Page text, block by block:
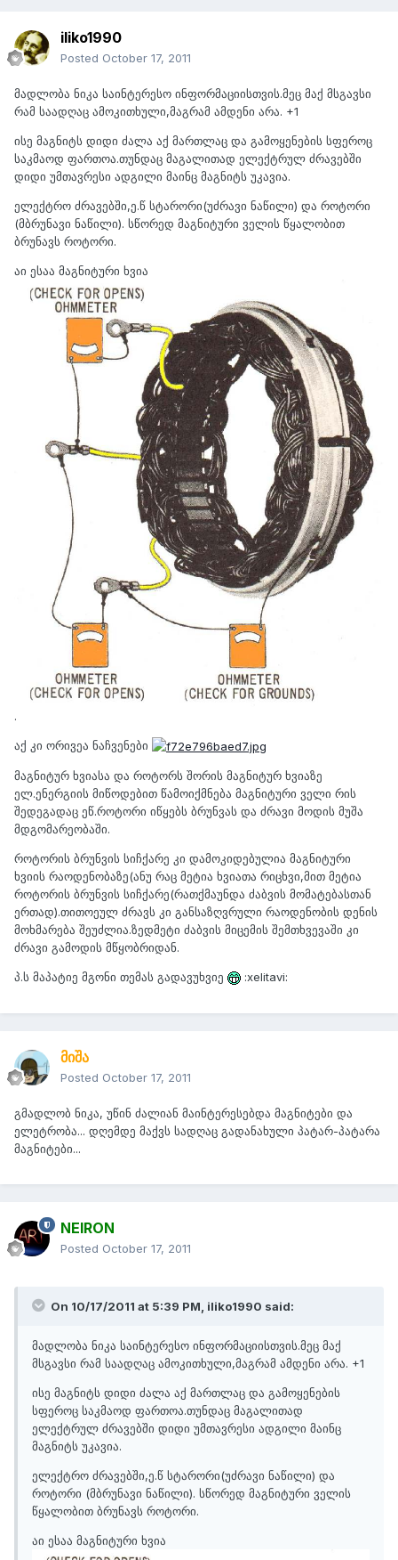
iliko1990
Posted October 17, 2011
მადლობა ნიკა საინტერესო ინფორმაციისთვის.მეც მაქ მსგავსი
რამ საადღაც ამოკითხული,მაგრამ ამდენი არა. +1
ისე მაგნიტს დიდი ძალა აქ მართლაც და გამოყენების სფეროც
საკმაოდ ფართოა.თუნდაც მაგალითად ელექტრულ ძრავებში
დიდი უმთავრესი ადგილი მაინც მაგნიტს უკავია.
ელექტრო ძრავებში,ე.წ სტარორი(უძრავი ნაწილი) და როტორი
(მბრუნავი ნაწილი). სწორედ მაგნიტური ველის წყალობით
ბრუნავს როტორი.
აი ესაა მაგნიტური ხვია
.
აქ კი ორივეა ნაჩვენები
მაგნიტურ ხვიასა და როტორს შორის მაგნიტურ ხვიაზე
ელ.ენერგიის მიწოდებით წამოიქმნება მაგნიტური ველი რის
შედეგადაც ეწ.როტორი იწყებს ბრუნვას და ძრავი მოდის მუშა
მდგომარეობაში.
როტორის ბრუნვის სიჩქარე კი დამოკიდებულია მაგნიტური
ხვიის რაოდენობაზე(ანუ რაც მეტია ხვიათა რიცხვი,მით მეტია
როტორის ბრუნვის სიჩქარე(რათქმაუნდა ძაბვის მომატებასთან
ერთად).თითოეულ ძრავს კი განსაზღვრული რაოდენობის დენის
მოხმარება შეუძლია.ზედმეტი ძაბვის მიცემის შემთხვევაში კი
ძრავი გამოდის მწყობრიდან.
პ.ს მაპატიე მგონი თემას გადავუხვიე :xelitavi:
მიშა
Posted October 17, 2011
გმადლობ ნიკა, უწინ ძალიან მაინტერესებდა მაგნიტები და
ელეტრობა... დღემდე მაქვს სადღაც გადანახული პატარ-პატარა
მაგნიტები...
NEIRON
Posted October 17, 2011
On 10/17/2011 at 5:39 PM, iliko1990 said:
მადლობა ნიკა საინტერესო ინფორმაციისთვის.მეც მაქ
მსგავსი რამ საადღაც ამოკითხული,მაგრამ ამდენი არა. +1
ისე მაგნიტს დიდი ძალა აქ მართლაც და გამოყენების
სფეროც საკმაოდ ფართოა.თუნდაც მაგალითად
ელექტრულ ძრავებში დიდი უმთავრესი ადგილი მაინც
მაგნიტს უკავია.
ელექტრო ძრავებში,ე.წ სტარორი(უძრავი ნაწილი) და
როტორი (მბრუნავი ნაწილი). სწორედ მაგნიტური ველის
წყალობით ბრუნავს როტორი.
აი ესაა მაგნიტური ხვია